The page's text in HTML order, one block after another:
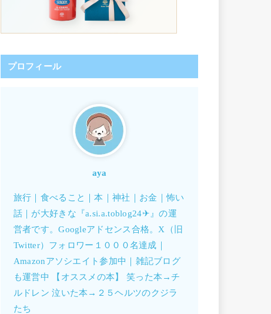
プロフィール
aya
旅行｜食べること｜本｜神社｜お金｜怖い
話｜が大好きな『a.si.a.toblog24✈︎』の運
営者です。Googleアドセンス合格。X（旧
Twitter）フォロワー１０００名達成｜
Amazonアソシエイト参加中｜雑記ブログ
も運営中 【オススメの本】 笑った本→チ
ルドレン 泣いた本→２５ヘルツのクジラ
たち